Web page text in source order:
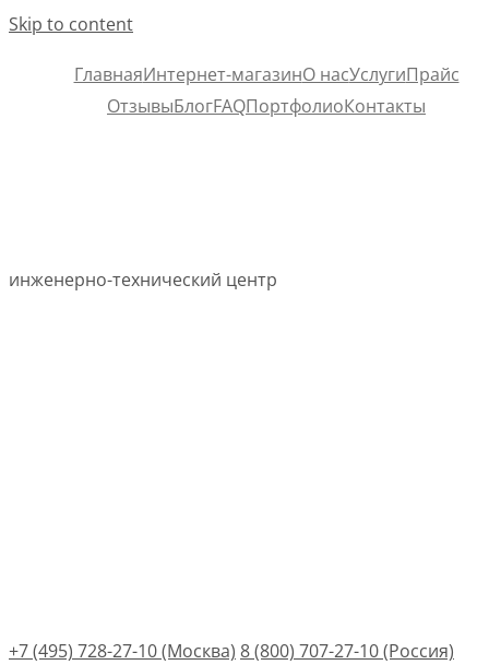
Skip to content
ГлавнаяИнтернет-магазинО насУслугиПрайс
ОтзывыБлогFAQПортфолиоКонтакты
инженерно-технический центр
+7 (495) 728-27-10 (Москва) 8 (800) 707-27-10 (Россия)